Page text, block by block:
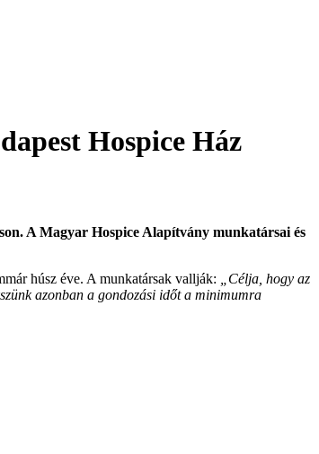
Hospice Ház
A Magyar Hospice Alapítvány munkatársai és
húsz éve. A munkatársak vallják:
„Célja, hogy az
azonban a gondozási időt a minimumra